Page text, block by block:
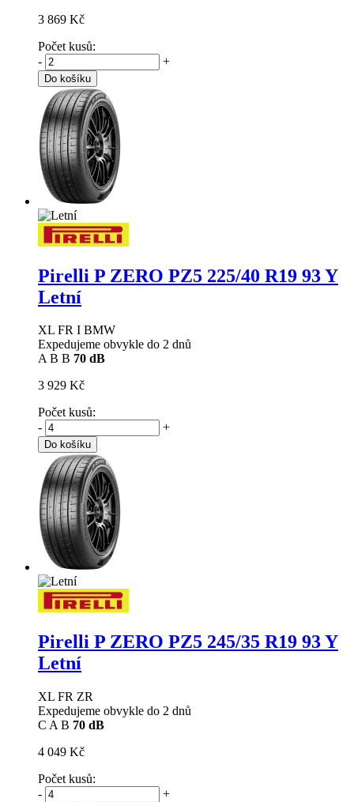
3 869 Kč
Počet kusů:
-
+
Do košíku
Pirelli P ZERO PZ5 225/40 R19 93 Y
Letní
XL FR I BMW
Expedujeme obvykle do 2 dnů
A B B 70 dB
3 929 Kč
Počet kusů:
-
+
Do košíku
Pirelli P ZERO PZ5 245/35 R19 93 Y
Letní
XL FR ZR
Expedujeme obvykle do 2 dnů
C A B 70 dB
4 049 Kč
Počet kusů:
-
+